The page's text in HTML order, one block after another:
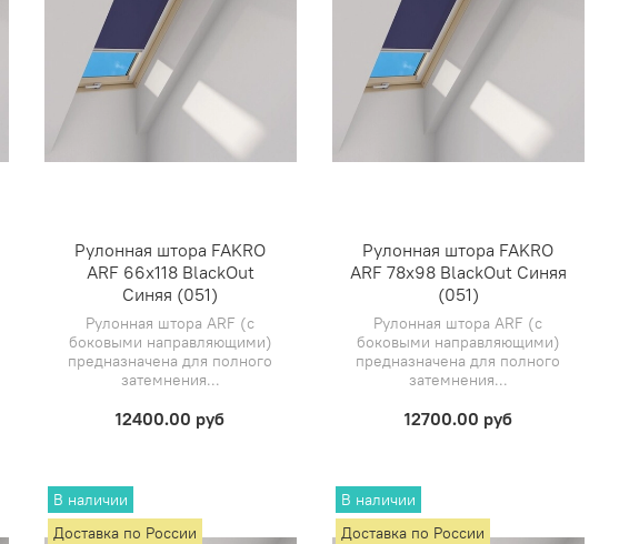
Рулонная штора FAKRO
ARF 66х118 BlackOut
Синяя (051)
Рулонная штора ARF (с
боковыми направляющими)
предназначена для полного
затемнения...
12400.00 руб
Рулонная штора FAKRO
ARF 78х98 BlackOut Синяя
(051)
Рулонная штора ARF (с
боковыми направляющими)
предназначена для полного
затемнения...
12700.00 руб
В наличии
Доставка по России
В наличии
Доставка по России